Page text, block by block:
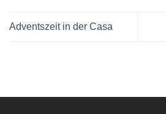
Adventszeit in der Casa